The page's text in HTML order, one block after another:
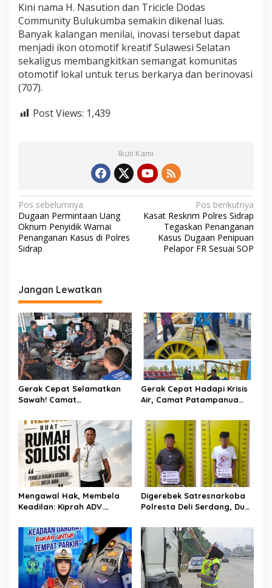
Kini nama H. Nasution dan Tricicle Dodas
Community Bulukumba semakin dikenal luas.
Banyak kalangan menilai, inovasi tersebut dapat
menjadi ikon otomotif kreatif Sulawesi Selatan
sekaligus membangkitkan semangat komunitas
otomotif lokal untuk terus berkarya dan berinovasi
(707).
Post Views: 1,439
Ikuti Kami
N
a
v
i
a
s
i
p
o
s
Pos sebelumnya
Dugaan Permintaan Uang
Oknum Penyidik Warnai
Penanganan Kasus di Polres
Sidrap
Pos berikutnya
Kasat Reskrim Polres Sidrap
Tegaskan Penanganan
Kasus Dugaan Penipuan
Pelapor FR Sesuai SOP
Jangan Lewatkan
Gerak Cepat Selamatkan
Sawah! Camat
Kementerian Bahas Solusi
Debit Air Irigasi Watang
Sawitto Menulis
Gerak Cepat Hadapi Krisis
Air, Camat Patampanua
Demi Selamatkan Ribuan
Hektare Sawah Warga
Mengawal Hak, Membela
Keadilan: Kiprah ADV.
Solusi
Digerebek Satresnarkoba
Polresta Deli Serdang, Dua
Merbau Dibekuk